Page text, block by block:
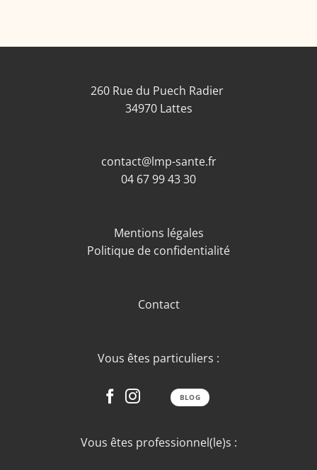
260 Rue du Puech Radier
34970 Lattes
contact@lmp-sante.fr
04 67 99 43 30
Mentions légales
Politique de confidentialité
Contact
Vous êtes particuliers :
BLOG
Vous êtes professionnel(le)s :